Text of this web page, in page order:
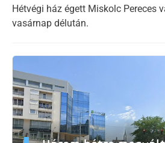
Hétvégi ház égett Miskolc Pereces
vasárnap délután.